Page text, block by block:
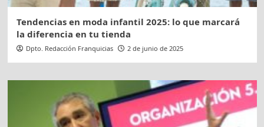
Tendencias en moda infantil 2025: lo que marcará
la diferencia en tu tienda
Dpto. Redacción Franquicias 2 de junio de 2025